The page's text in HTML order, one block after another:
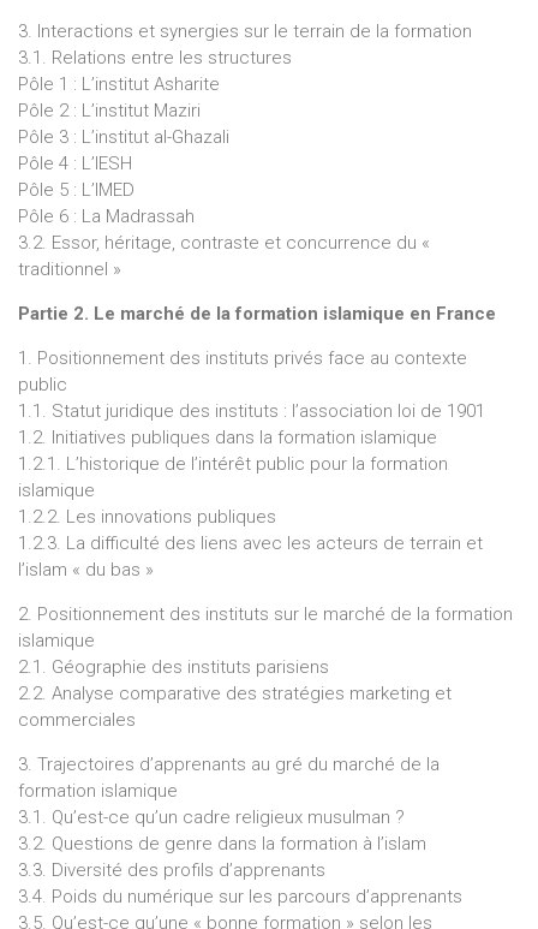
3. Interactions et synergies sur le terrain de la formation
3.1. Relations entre les structures
Pôle 1 : L’institut Asharite
Pôle 2 : L’institut Maziri
Pôle 3 : L’institut al-Ghazali
Pôle 4 : L’IESH
Pôle 5 : L’IMED
Pôle 6 : La Madrassah
3.2. Essor, héritage, contraste et concurrence du «
traditionnel »
Partie 2. Le marché de la formation islamique en France
1. Positionnement des instituts privés face au contexte
public
1.1. Statut juridique des instituts : l’association loi de 1901
1.2. Initiatives publiques dans la formation islamique
1.2.1. L’historique de l’intérêt public pour la formation
islamique
1.2.2. Les innovations publiques
1.2.3. La difficulté des liens avec les acteurs de terrain et
l’islam « du bas »
2. Positionnement des instituts sur le marché de la formation
islamique
2.1. Géographie des instituts parisiens
2.2. Analyse comparative des stratégies marketing et
commerciales
3. Trajectoires d’apprenants au gré du marché de la
formation islamique
3.1. Qu’est-ce qu’un cadre religieux musulman ?
3.2. Questions de genre dans la formation à l’islam
3.3. Diversité des profils d’apprenants
3.4. Poids du numérique sur les parcours d’apprenants
3.5. Qu’est-ce qu’une « bonne formation » selon les